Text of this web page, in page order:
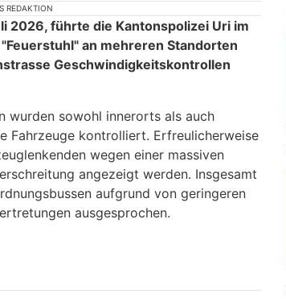
REDAKTION
2026, führte die Kantonspolizei Uri im
an mehreren Standorten
Geschwindigkeitskontrollen
wurden sowohl innerorts als auch
Fahrzeuge kontrolliert. Erfreulicherweise
wegen einer massiven
angezeigt werden. Insgesamt
aufgrund von geringeren
ausgesprochen.